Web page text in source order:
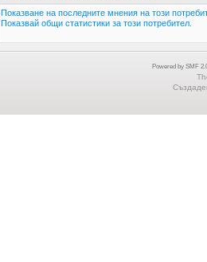
Показване на последните мнения на този
Показвай общи статистики за този потребител.
Powered by SMF